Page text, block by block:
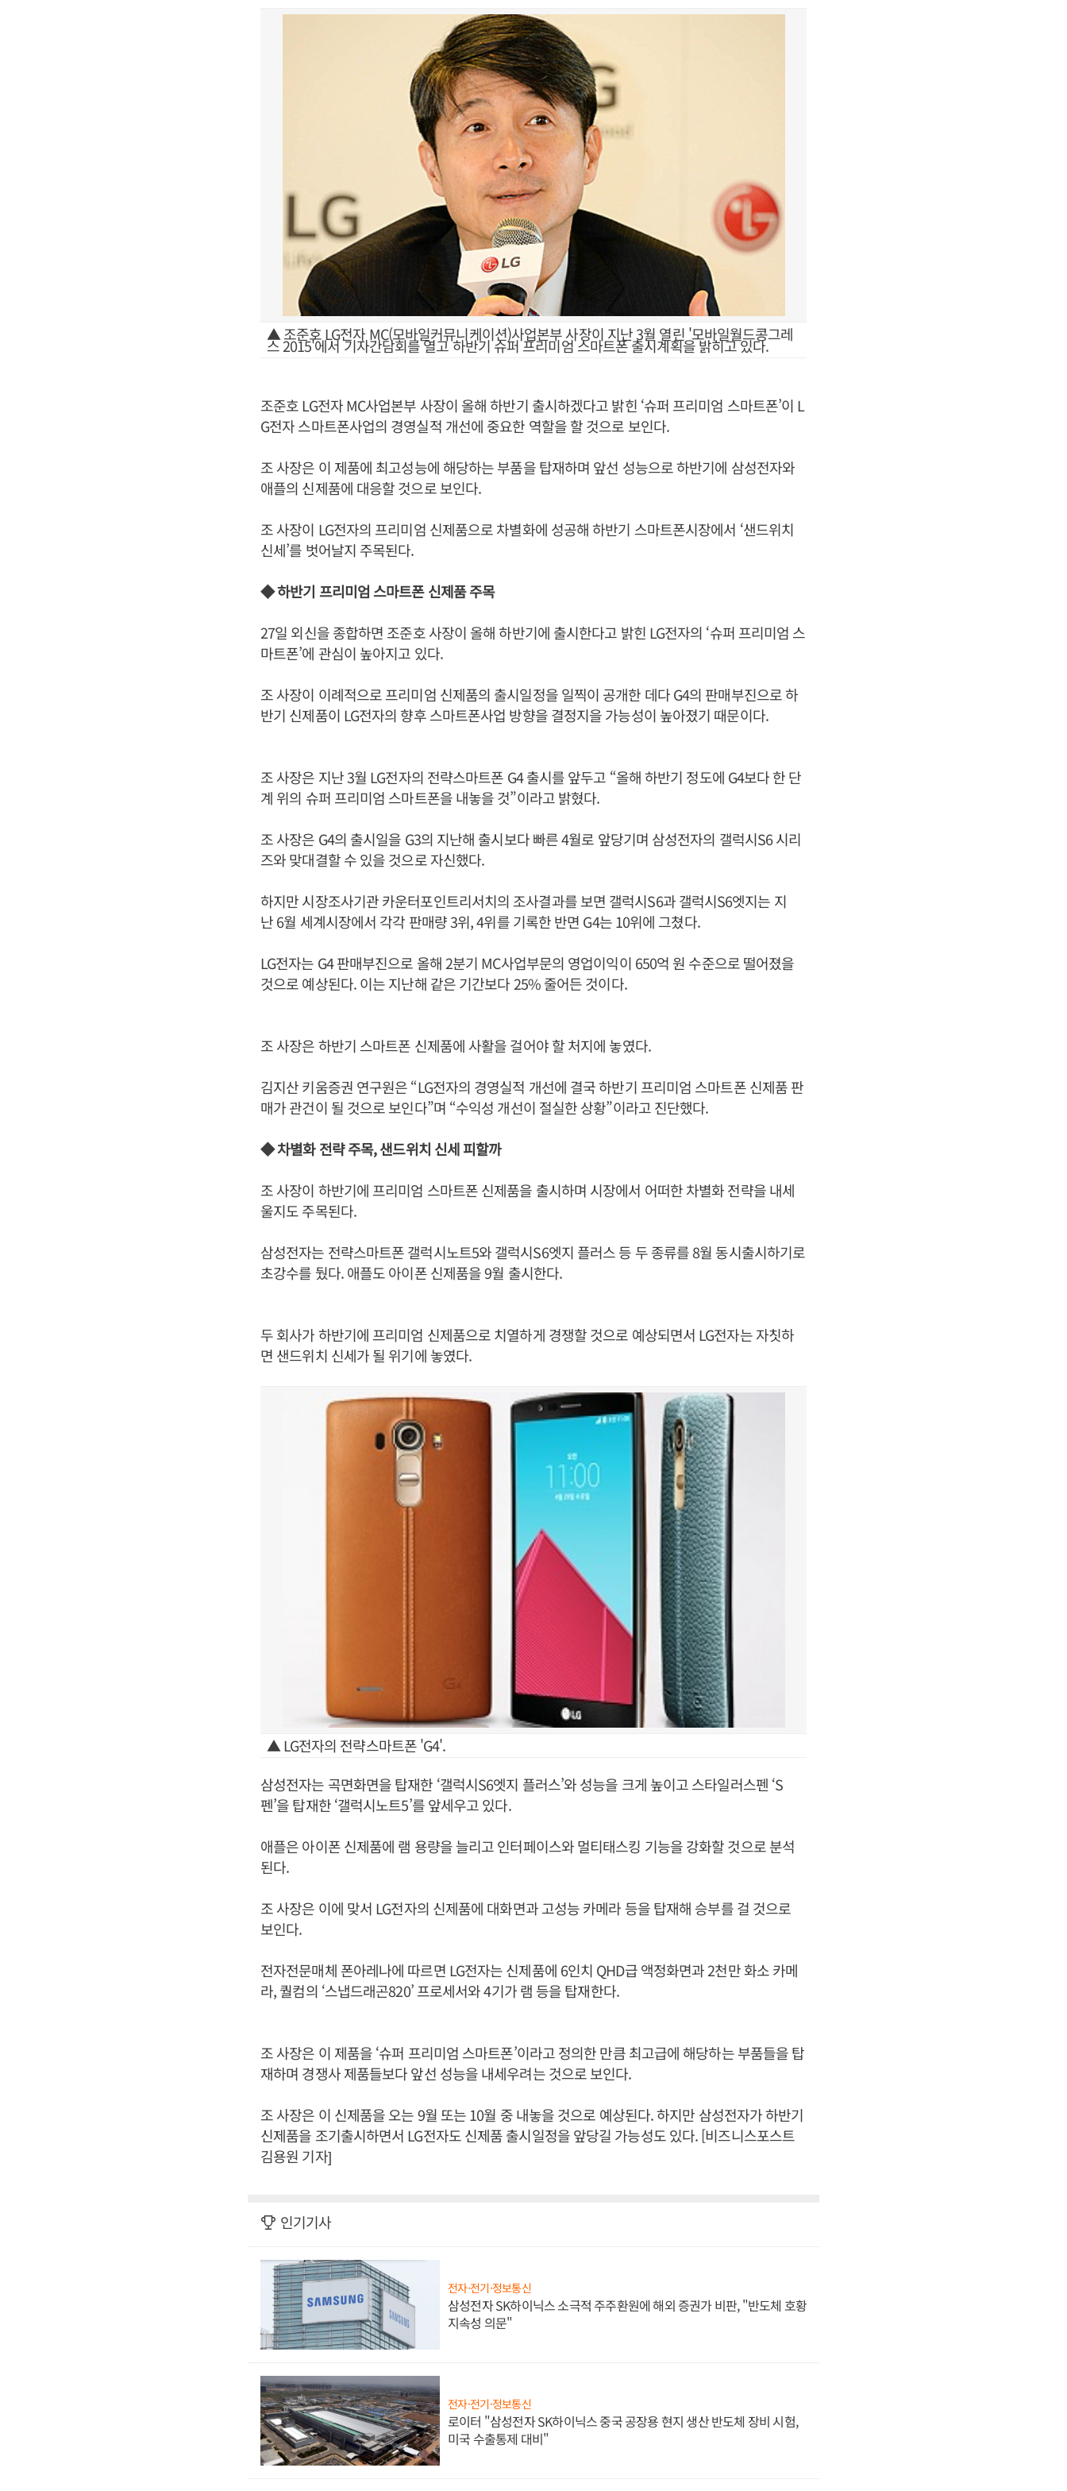
▲ 조준호 LG전자 MC(모바일커뮤니케이션)사업본부 사장이 지난 3월 열린 '모바일월드콩그레
스 2015'에서 기자간담회를 열고 하반기 슈퍼 프리미엄 스마트폰 출시계획을 밝히고 있다.
조준호 LG전자 MC사업본부 사장이 올해 하반기 출시하겠다고 밝힌 ‘슈퍼 프리미엄 스마트폰’이 L
G전자 스마트폰사업의 경영실적 개선에 중요한 역할을 할 것으로 보인다.
조 사장은 이 제품에 최고성능에 해당하는 부품을 탑재하며 앞선 성능으로 하반기에 삼성전자와
애플의 신제품에 대응할 것으로 보인다.
조 사장이 LG전자의 프리미엄 신제품으로 차별화에 성공해 하반기 스마트폰시장에서 ‘샌드위치
신세’를 벗어날지 주목된다.
◆ 하반기 프리미엄 스마트폰 신제품 주목
27일 외신을 종합하면 조준호 사장이 올해 하반기에 출시한다고 밝힌 LG전자의 ‘슈퍼 프리미엄 스
마트폰’에 관심이 높아지고 있다.
조 사장이 이례적으로 프리미엄 신제품의 출시일정을 일찍이 공개한 데다 G4의 판매부진으로 하
반기 신제품이 LG전자의 향후 스마트폰사업 방향을 결정지을 가능성이 높아졌기 때문이다.
조 사장은 지난 3월 LG전자의 전략스마트폰 G4 출시를 앞두고 “올해 하반기 정도에 G4보다 한 단
계 위의 슈퍼 프리미엄 스마트폰을 내놓을 것”이라고 밝혔다.
조 사장은 G4의 출시일을 G3의 지난해 출시보다 빠른 4월로 앞당기며 삼성전자의 갤럭시S6 시리
즈와 맞대결할 수 있을 것으로 자신했다.
하지만 시장조사기관 카운터포인트리서치의 조사결과를 보면 갤럭시S6과 갤럭시S6엣지는 지
난 6월 세계시장에서 각각 판매량 3위, 4위를 기록한 반면 G4는 10위에 그쳤다.
LG전자는 G4 판매부진으로 올해 2분기 MC사업부문의 영업이익이 650억 원 수준으로 떨어졌을
것으로 예상된다. 이는 지난해 같은 기간보다 25% 줄어든 것이다.
조 사장은 하반기 스마트폰 신제품에 사활을 걸어야 할 처지에 놓였다.
김지산 키움증권 연구원은 “LG전자의 경영실적 개선에 결국 하반기 프리미엄 스마트폰 신제품 판
매가 관건이 될 것으로 보인다”며 “수익성 개선이 절실한 상황”이라고 진단했다.
◆ 차별화 전략 주목, 샌드위치 신세 피할까
조 사장이 하반기에 프리미엄 스마트폰 신제품을 출시하며 시장에서 어떠한 차별화 전략을 내세
울지도 주목된다.
삼성전자는 전략스마트폰 갤럭시노트5와 갤럭시S6엣지 플러스 등 두 종류를 8월 동시출시하기로
초강수를 뒀다. 애플도 아이폰 신제품을 9월 출시한다.
두 회사가 하반기에 프리미엄 신제품으로 치열하게 경쟁할 것으로 예상되면서 LG전자는 자칫하
면 샌드위치 신세가 될 위기에 놓였다.
▲ LG전자의 전략스마트폰 'G4'.
삼성전자는 곡면화면을 탑재한 ‘갤럭시S6엣지 플러스’와 성능을 크게 높이고 스타일러스펜 ‘S
펜’을 탑재한 ‘갤럭시노트5’를 앞세우고 있다.
애플은 아이폰 신제품에 램 용량을 늘리고 인터페이스와 멀티태스킹 기능을 강화할 것으로 분석
된다.
조 사장은 이에 맞서 LG전자의 신제품에 대화면과 고성능 카메라 등을 탑재해 승부를 걸 것으로
보인다.
전자전문매체 폰아레나에 따르면 LG전자는 신제품에 6인치 QHD급 액정화면과 2천만 화소 카메
라, 퀄컴의 ‘스냅드래곤820’ 프로세서와 4기가 램 등을 탑재한다.
조 사장은 이 제품을 ‘슈퍼 프리미엄 스마트폰’이라고 정의한 만큼 최고급에 해당하는 부품들을 탑
재하며 경쟁사 제품들보다 앞선 성능을 내세우려는 것으로 보인다.
조 사장은 이 신제품을 오는 9월 또는 10월 중 내놓을 것으로 예상된다. 하지만 삼성전자가 하반기
신제품을 조기출시하면서 LG전자도 신제품 출시일정을 앞당길 가능성도 있다. [비즈니스포스트
김용원 기자]
인기기사
전자·전기·정보통신
삼성전자 SK하이닉스 소극적 주주환원에 해외 증권가 비판, "반도체 호황
지속성 의문"
전자·전기·정보통신
로이터 "삼성전자 SK하이닉스 중국 공장용 현지 생산 반도체 장비 시험,
미국 수출통제 대비"